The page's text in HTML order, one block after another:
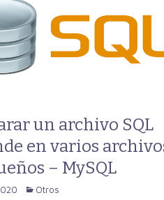
un archivo SQL
en varios
– MySQL
Otros